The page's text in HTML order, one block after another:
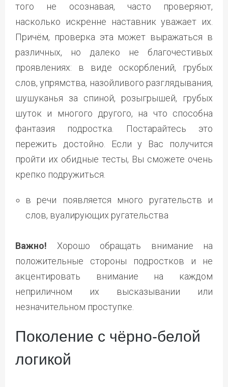
того не осознавая, часто проверяют,
насколько искренне наставник уважает их.
Причём, проверка эта может выражаться в
различных, но далеко не благочестивых
проявлениях: в виде оскорблений, грубых
слов, упрямства, назойливого разглядывания,
шушуканья за спиной, розыгрышей, грубых
шуток и многого другого, на что способна
фантазия подростка. Постарайтесь это
пережить достойно. Если у Вас получится
пройти их обидные тесты, Вы сможете очень
крепко подружиться.
в речи появляется много ругательств и
слов, вуалирующих ругательства
Важно! Хорошо обращать внимание на
положительные стороны подростков и не
акцентировать внимание на каждом
неприличном их высказывании или
незначительном проступке.
Поколение с чёрно-белой
логикой